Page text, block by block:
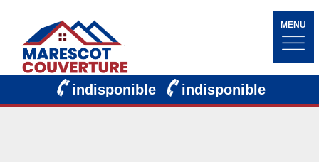
MENU
indisponible indisponible